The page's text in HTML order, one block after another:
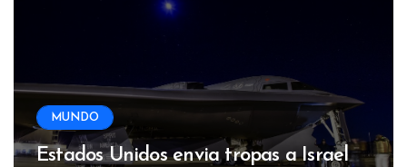
MUNDO
Estados Unidos envia tropas a Israel